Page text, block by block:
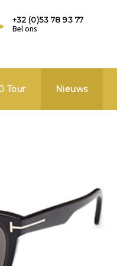
+32 (0)53 78 93 77
Bel ons
Tour Nieuws